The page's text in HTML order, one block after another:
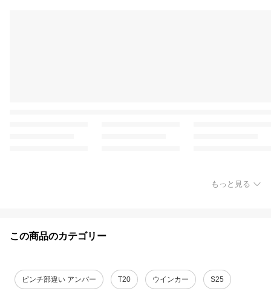
もっと見る
この商品のカテゴリー
ピンチ部違い アンバー T20 ウインカー S25